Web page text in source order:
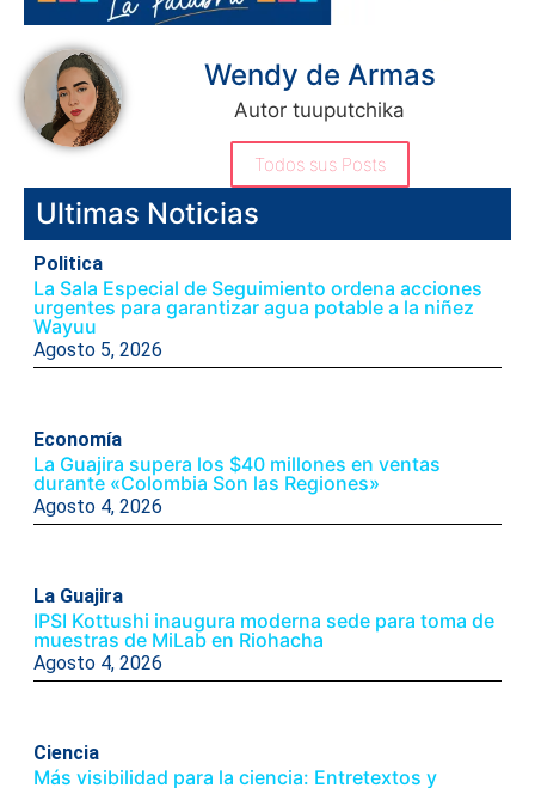
Wendy de Armas
Autor tuuputchika
Todos sus Posts
Ultimas Noticias
Politica
La Sala Especial de Seguimiento ordena acciones
urgentes para garantizar agua potable a la niñez
Wayuu
Agosto 5, 2026
Economía
La Guajira supera los $40 millones en ventas
durante «Colombia Son las Regiones»
Agosto 4, 2026
La Guajira
IPSI Kottushi inaugura moderna sede para toma de
muestras de MiLab en Riohacha
Agosto 4, 2026
Ciencia
Más visibilidad para la ciencia: Entretextos y